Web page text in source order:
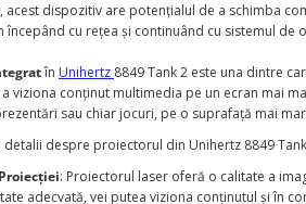
acest dispozitiv are potențialul de a schimba
începând cu rețea și continuând cu sistemul
în Unihertz 8849 Tank 2 este una dintre
viziona conținut multimedia pe un ecran mai
sau chiar jocuri, pe o suprafață mai
detalii despre proiectorul din Unihertz 8849
: Proiectorul laser oferă o calitate a
adecvată, vei putea viziona conținutul și în